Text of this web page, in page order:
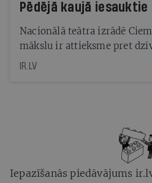
Pēdējā kaujā iesauktie
Nacionālā teātra izrādē
mākslu ir attieksme pret
IR.LV
Iepazīšanās piedāvājums